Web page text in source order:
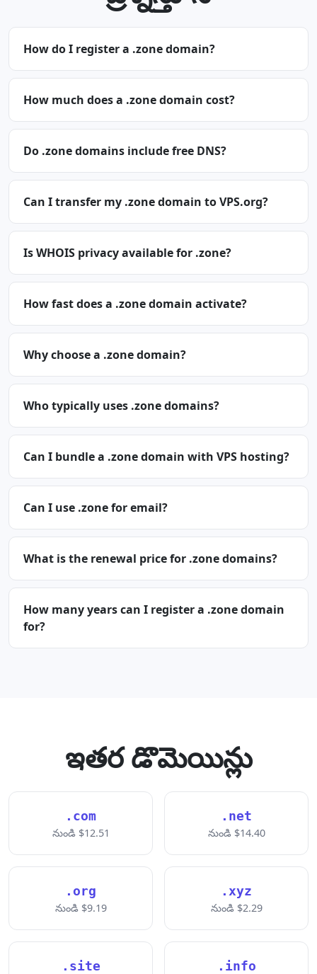
How do I register a .zone domain?
How much does a .zone domain cost?
Do .zone domains include free DNS?
Can I transfer my .zone domain to VPS.org?
Is WHOIS privacy available for .zone?
How fast does a .zone domain activate?
Why choose a .zone domain?
Who typically uses .zone domains?
Can I bundle a .zone domain with VPS hosting?
Can I use .zone for email?
What is the renewal price for .zone domains?
How many years can I register a .zone domain
for?
ఇతర డొమెయిన్లు
.com
నుండి $12.51
.net
నుండి $14.40
.org
నుండి $9.19
.xyz
నుండి $2.29
.site .info